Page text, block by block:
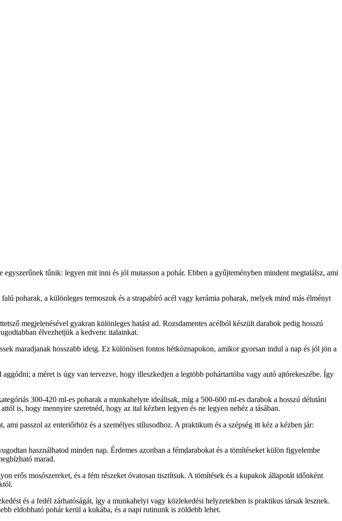
tűnik: legyen mit inni és jól mutasson a pohár. Ebben a gyűjteményben mindent megtalálsz, ami
poharak, a különleges termoszok és a strapabíró acél vagy kerámia poharak, melyek mind más élményt
megjelenésével gyakran különleges hatást ad. Rozsdamentes acélból készült darabok pedig hosszú
élvezhetjük a kedvenc italainkat.
maradjanak hosszabb ideig. Ez különösen fontos hétköznapokon, amikor gyorsan indul a nap és jól jön a
a méret is úgy van tervezve, hogy illeszkedjen a legtöbb pohártartóba vagy autó ajtórekeszébe. Így
300-420 ml-es poharak a munkahelyre ideálisak, míg a 500-600 ml-es darabok a hosszú délutáni
is, hogy mennyire szeretnéd, hogy az ital kézben legyen és ne legyen nehéz a tásában.
passzol az enteriőrhöz és a személyes stílusodhoz. A praktikum és a szépség itt kéz a kézben jár:
használhatod minden nap. Érdemes azonban a fémdarabokat és a tömítéseket külön figyelembe
marad.
erős mosószereket, és a fém részeket óvatosan tisztítsuk. A tömítések és a kupakok állapotát időnként
és a fedél zárhatóságát, így a munkahelyi vagy közlekedési helyzetekben is praktikus társak lesznek.
eldobható pohár kerül a kukába, és a napi rutinunk is zöldebb lehet.